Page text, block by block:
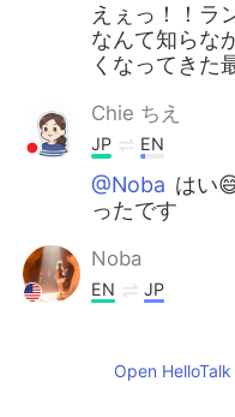
えぇっ！！ラ
なんて知らな
くなってきた
Chie ちえ
JP EN
@Noba はい
ったです
Noba
EN JP
にはまってた
Open